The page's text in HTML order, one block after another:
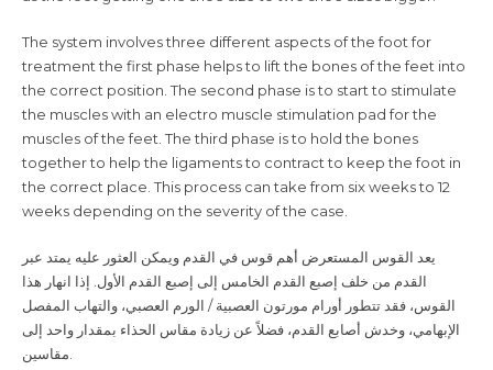
The system involves three different aspects of the foot for
treatment the first phase helps to lift the bones of the feet into
the correct position. The second phase is to start to stimulate
the muscles with an electro muscle stimulation pad for the
muscles of the feet. The third phase is to hold the bones
together to help the ligaments to contract to keep the foot in
the correct place. This process can take from six weeks to 12
weeks depending on the severity of the case.
يعد القوس المستعرض أهم قوس في القدم ويمكن العثور عليه يمتد عبر
القدم من خلف إصبع القدم الخامس إلى إصبع القدم الأول. إذا انهار هذا
القوس، فقد تتطور أورام مورتون العصبية / الورم العصبي، والتهاب المفصل
الإبهامي، وخدش أصابع القدم، فضلاً عن زيادة مقاس الحذاء بمقدار واحد إلى
مقاسين